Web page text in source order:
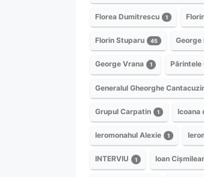
Florea Dumitrescu 1
Florin Stuparu 45 George
George Vrana 1 Părintele
Generalul Gheorghe
Grupul Carpatin 1 Icoana
Ieromonahul Alexie 1
INTERVIU 1 Ioan